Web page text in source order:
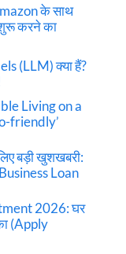
के साथ
करने का
(LLM) क्या हैं?
Living on a
friendly’
बड़ी खुशखबरी:
Loan
2026: घर
(Apply